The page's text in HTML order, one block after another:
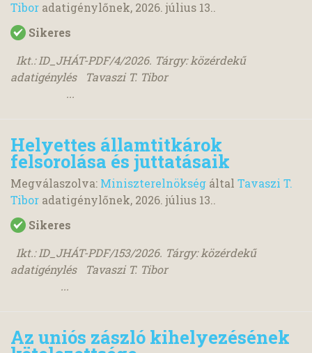
Tibor adatigénylőnek, 2026. július 13..
Sikeres
Ikt.: ID_JHÁT-PDF/4/2026. Tárgy: közérdekű
adatigénylés Tavaszi T. Tibor
...
Helyettes államtitkárok
felsorolása és juttatásaik
Megválaszolva: Miniszterelnökség által Tavaszi T.
Tibor adatigénylőnek, 2026. július 13..
Sikeres
Ikt.: ID_JHÁT-PDF/153/2026. Tárgy: közérdekű
adatigénylés Tavaszi T. Tibor
...
Az uniós zászló kihelyezésének